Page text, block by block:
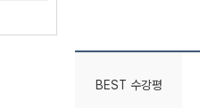
BEST 수강평